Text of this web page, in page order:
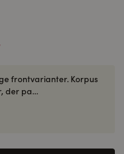
frontvarianter. Korpus
der pa…